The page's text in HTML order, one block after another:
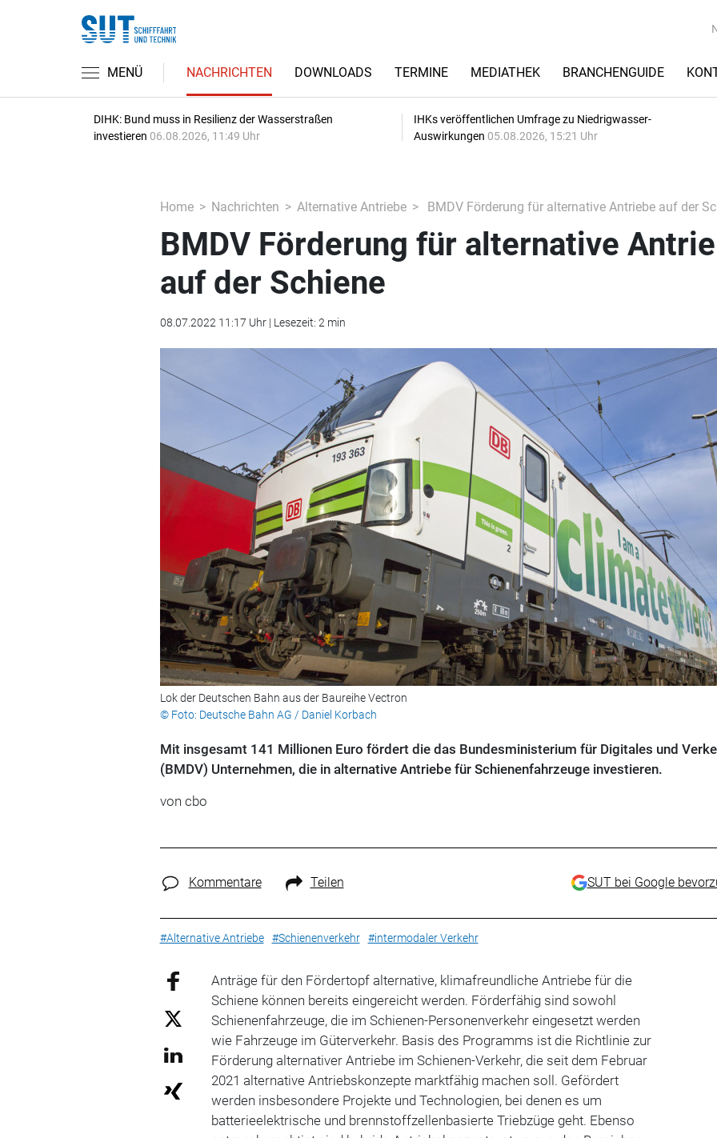
MENÜ NACHRICHTEN DOWNLOADS TERMINE MEDIATHEK BRANCHENGUIDE
DIHK: Bund muss in Resilienz der Wasserstraßen
investieren 06.08.2026, 11:49 Uhr
IHKs veröffentlichen Umfrage zu Niedrigwasser-
Auswirkungen 05.08.2026, 15:21 Uhr
Home Nachrichten Alternative Antriebe BMDV Förderung für alternative Antriebe auf der
BMDV Förderung für alternative
auf der Schiene
08.07.2022 11:17 Uhr | Lesezeit: 2 min
Lok der Deutschen Bahn aus der Baureihe Vectron
© Foto: Deutsche Bahn AG / Daniel Korbach
Mit insgesamt 141 Millionen Euro fördert die das Bundesministerium für Digitales und
(BMDV) Unternehmen, die in alternative Antriebe für Schienenfahrzeuge investieren.
von cbo
Kommentare Teilen SUT bei Google
#Alternative Antriebe #Schienenverkehr #intermodaler Verkehr
Anträge für den Fördertopf alternative, klimafreundliche Antriebe für die
Schiene können bereits eingereicht werden. Förderfähig sind sowohl
Schienenfahrzeuge, die im Schienen-Personenverkehr eingesetzt werden
wie Fahrzeuge im Güterverkehr. Basis des Programms ist die Richtlinie zur
Förderung alternativer Antriebe im Schienen-Verkehr, die seit dem Februar
2021 alternative Antriebskonzepte marktfähig machen soll. Gefördert
werden insbesondere Projekte und Technologien, bei denen es um
batterieelektrische und brennstoffzellenbasierte Triebzüge geht. Ebenso